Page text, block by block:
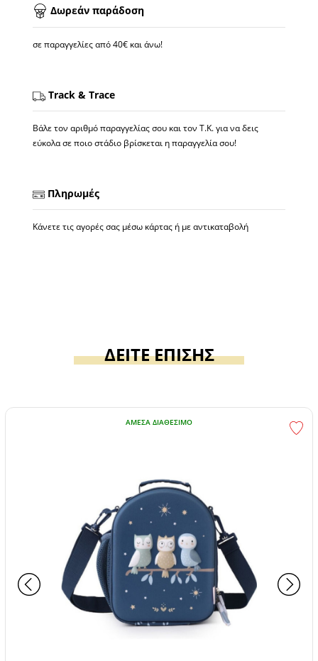
Δωρεάν παράδοση
σε παραγγελίες από 40€ και άνω!
Track & Trace
Βάλε τον αριθμό παραγγελίας σου και τον Τ.Κ. για να δεις
εύκολα σε ποιο στάδιο βρίσκεται η παραγγελία σου!
Πληρωμές
Κάνετε τις αγορές σας μέσω κάρτας ή με αντικαταβολή
ΔΕΙΤΕ ΕΠΙΣΗΣ
ΆΜΕΣΑ ΔΙΑΘΈΣΙΜΟ